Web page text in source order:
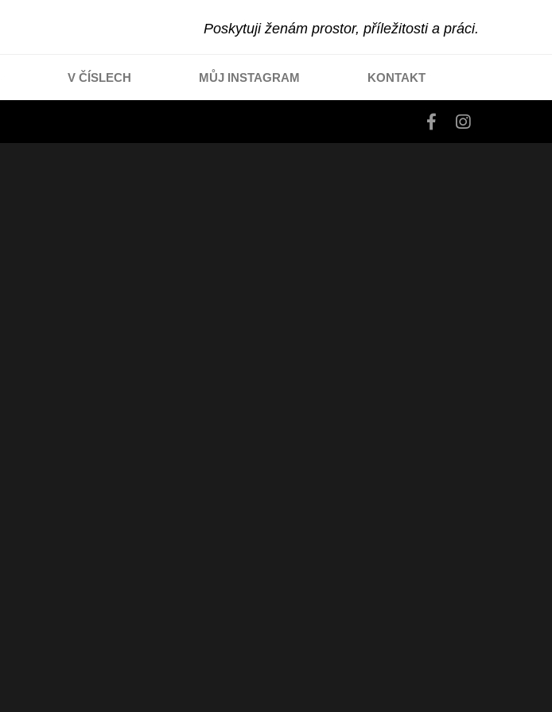
Poskytuji ženám prostor, příležitosti a práci.
V ČÍSLECH MŮJ INSTAGRAM KONTAKT